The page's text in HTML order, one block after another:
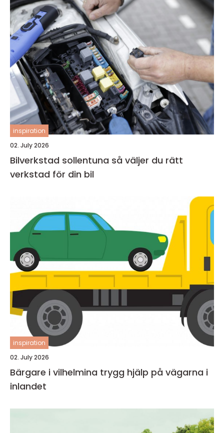
inspiration
02. July 2026
Bilverkstad sollentuna så väljer du rätt
verkstad för din bil
inspiration
02. July 2026
Bärgare i vilhelmina trygg hjälp på vägarna i
inlandet